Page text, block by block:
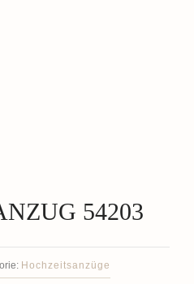
54203
Hochzeitsanzüge